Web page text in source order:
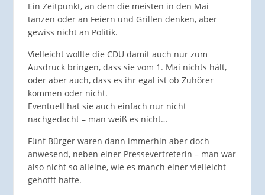
Ein Zeitpunkt, an dem die meisten in den Mai
tanzen oder an Feiern und Grillen denken, aber
gewiss nicht an Politik.
Vielleicht wollte die CDU damit auch nur zum
Ausdruck bringen, dass sie vom 1. Mai nichts hält,
oder aber auch, dass es ihr egal ist ob Zuhörer
kommen oder nicht.
Eventuell hat sie auch einfach nur nicht
nachgedacht – man weiß es nicht…
Fünf Bürger waren dann immerhin aber doch
anwesend, neben einer Pressevertreterin – man war
also nicht so alleine, wie es manch einer vielleicht
gehofft hatte.